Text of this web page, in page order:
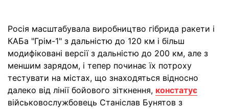
Росія масштабувала виробництво гібрида ракети і
КАБа "Грім-1" з дальністю до 120 км і більш
модифіковані версії з дальністю до 200 км, але з
меншим зарядом, і тепер починає їх потроху
тестувати на містах, що знаходяться відносно
далеко від лінії бойового зіткнення, констатує
військовослужбовець Станіслав Бунятов з